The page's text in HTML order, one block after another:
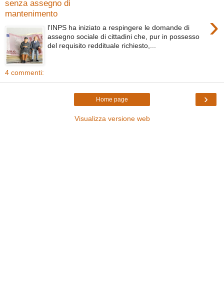
senza assegno di
mantenimento
›
l'INPS ha iniziato a respingere le domande di
assegno sociale di cittadini che, pur in possesso
del requisito reddituale richiesto,...
4 commenti:
›
Home page
Visualizza versione web